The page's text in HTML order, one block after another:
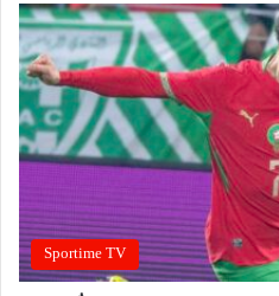
Sportime TV